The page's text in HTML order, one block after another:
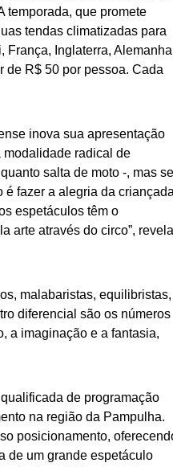
temporada, que promete
tendas climatizadas para
França, Inglaterra,
de R$ 50 por pessoa. Cada
inova sua apresentação
modalidade radical de
salta de moto -, mas
fazer a alegria da criançada
espetáculos têm o
arte através do circo”,
malabaristas, equilibristas,
diferencial são os números
a imaginação e a fantasia,
de programação
na região da Pampulha.
posicionamento,
de um grande espetáculo